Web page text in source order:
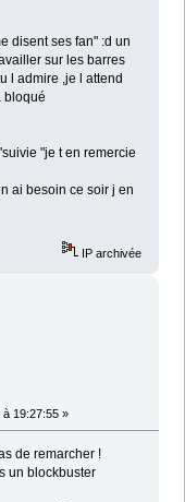
disent ses fan" :d un
sur les barres
l admire ,je l attend
bloqué
"je t en remercie
ai besoin ce soir j en
IP archivée
à 19:27:55 »
de remarcher !
un blockbuster